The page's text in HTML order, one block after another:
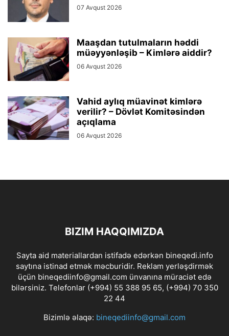
07 Avqust 2026
Maaşdan tutulmaların həddi
müəyyənləşib – Kimlərə aiddir?
06 Avqust 2026
Vahid aylıq müavinət kimlərə
verilir? – Dövlət Komitəsindən
açıqlama
06 Avqust 2026
BIZIM HAQQIMIZDA
Sayta aid materiallardan istifadə edərkən bineqedi.info
saytına istinad etmək məcburidir. Reklam yerləşdirmək
üçün bineqediinfo@gmail.com ünvanına müraciət edə
bilərsiniz. Telefonlar (+994) 55 388 95 65, (+994) 70 350
22 44
Bizimlə əlaqə: bineqediinfo@gmail.com